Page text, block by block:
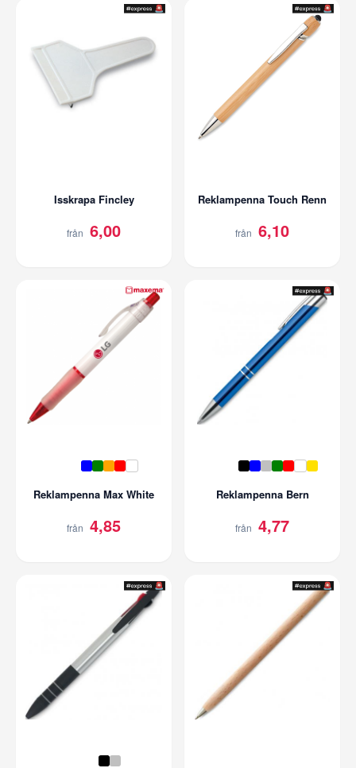
Isskrapa Fincley
från 6,00
Reklampenna Touch Renn
från 6,10
Reklampenna Max White
från 4,85
Reklampenna Bern
från 4,77